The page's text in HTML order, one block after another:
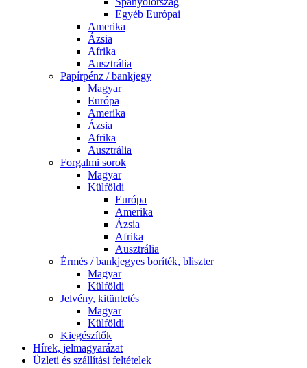
Egyéb Európai
Amerika
Ázsia
Afrika
Ausztrália
Papírpénz / bankjegy
Magyar
Európa
Amerika
Ázsia
Afrika
Ausztrália
Forgalmi sorok
Magyar
Külföldi
Európa
Amerika
Ázsia
Afrika
Ausztrália
Érmés / bankjegyes boríték, bliszter
Magyar
Külföldi
Jelvény, kitüntetés
Magyar
Külföldi
Kiegészítők
Hírek, jelmagyarázat
Üzleti és szállítási feltételek